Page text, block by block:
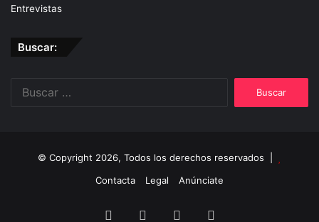
Entrevistas
Buscar:
© Copyright 2026, Todos los derechos reservados |
Contacta
Legal Anúnciate
FacebookTwitter YouTube